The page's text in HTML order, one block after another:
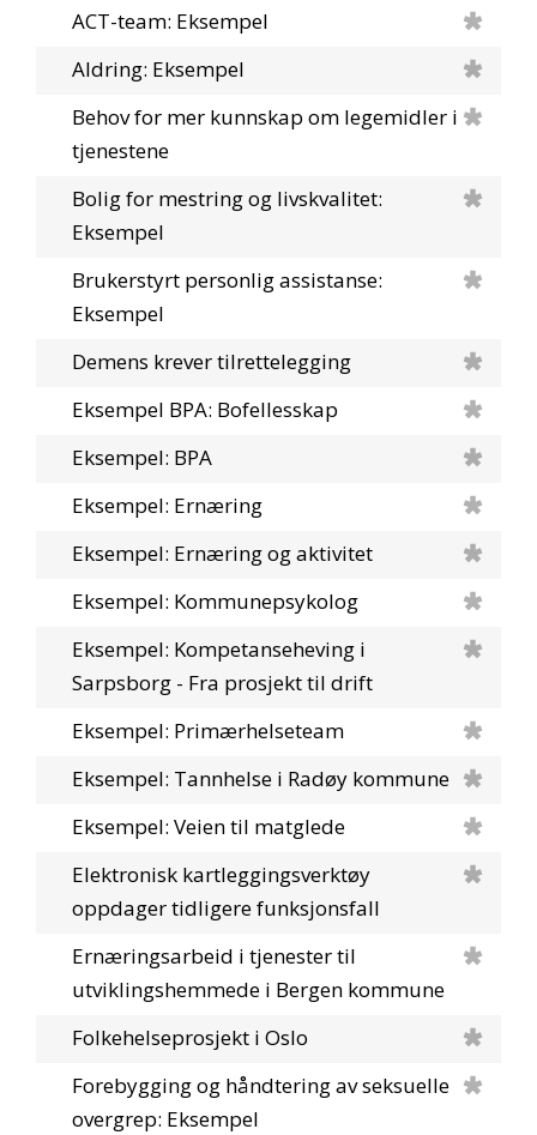
ACT-team: Eksempel
Aldring: Eksempel
Behov for mer kunnskap om legemidler i
tjenestene
Bolig for mestring og livskvalitet:
Eksempel
Brukerstyrt personlig assistanse:
Eksempel
Demens krever tilrettelegging
Eksempel BPA: Bofellesskap
Eksempel: BPA
Eksempel: Ernæring
Eksempel: Ernæring og aktivitet
Eksempel: Kommunepsykolog
Eksempel: Kompetanseheving i
Sarpsborg - Fra prosjekt til drift
Eksempel: Primærhelseteam
Eksempel: Tannhelse i Radøy kommune
Eksempel: Veien til matglede
Elektronisk kartleggingsverktøy
oppdager tidligere funksjonsfall
Ernæringsarbeid i tjenester til
utviklingshemmede i Bergen kommune
Folkehelseprosjekt i Oslo
Forebygging og håndtering av seksuelle
overgrep: Eksempel